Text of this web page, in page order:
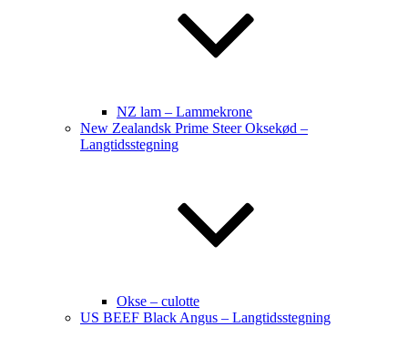
NZ lam – Lammekrone
New Zealandsk Prime Steer Oksekød –
Langtidsstegning
Okse – culotte
US BEEF Black Angus – Langtidsstegning